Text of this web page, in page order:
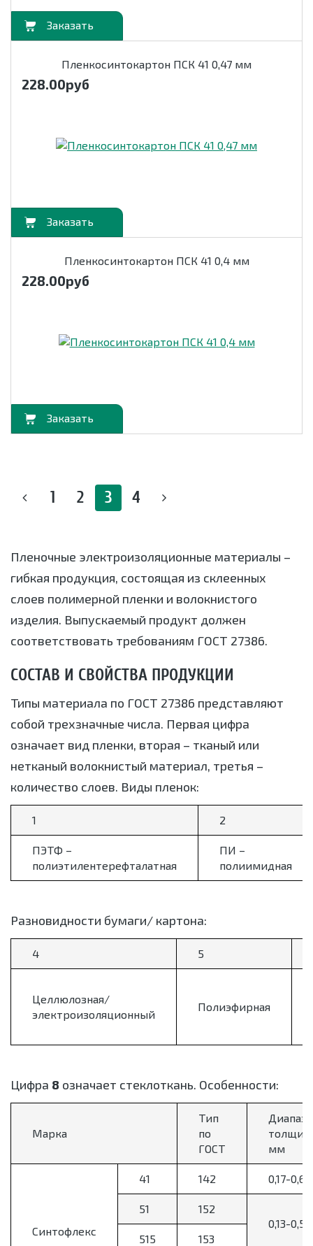
Пленкосинтокартон ПСК 41 0,47 мм
228.00руб
Пленкосинтокартон ПСК 41 0,4 мм
228.00руб
1 2 3 4
Пленочные электроизоляционные материалы –
гибкая продукция, состоящая из склеенных
слоев полимерной пленки и волокнистого
изделия. Выпускаемый продукт должен
соответствовать требованиям ГОСТ 27386.
СОСТАВ И СВОЙСТВА ПРОДУКЦИИ
Типы материала по ГОСТ 27386 представляют
собой трехзначные числа. Первая цифра
означает вид пленки, вторая – тканый или
нетканый волокнистый материал, третья –
количество слоев. Виды пленок:
1 2
ПЭТФ –
полиэтилентерефталатная
ПИ –
полиимидная
Разновидности бумаги/ картона:
4 5
Целлюлозная/
электроизоляционный
Полиэфирная
Цифра 8 означает стеклоткань. Особенности:
Марка
Тип
по
ГОСТ
толщин,
мм
Синтофлекc
41 142 0,17-0,65
51
152
0,13-0,55
515
153